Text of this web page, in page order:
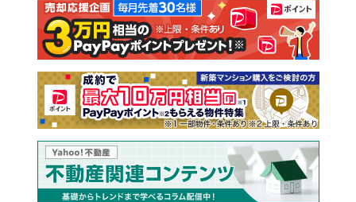
注文住宅 土地
売却査定